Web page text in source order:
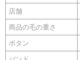
店舗
商品の毛の重さ
ボタン